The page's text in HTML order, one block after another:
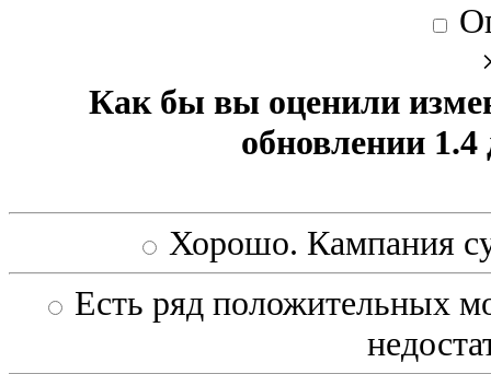
Как бы вы оценили
обновлении
Хорошо. Кампания
Есть ряд положительных